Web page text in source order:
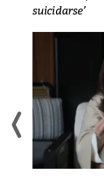
suicidarse’